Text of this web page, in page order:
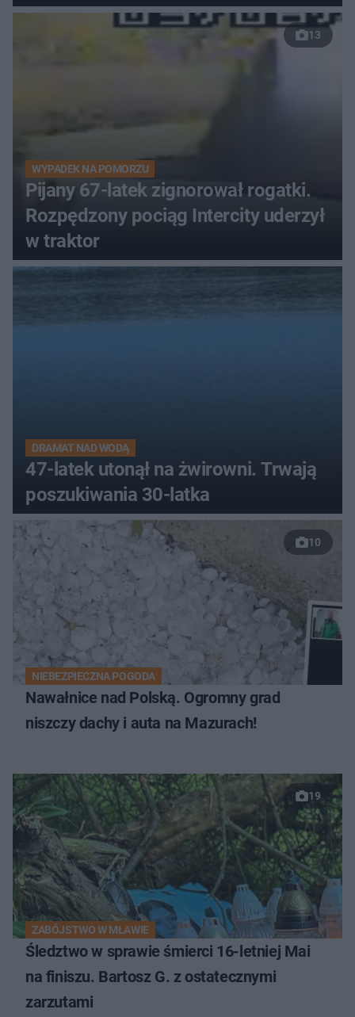
13
WYPADEK NA POMORZU
Pijany 67-latek zignorował rogatki.
Rozpędzony pociąg Intercity uderzył
w traktor
DRAMAT NAD WODĄ
47-latek utonął na żwirowni. Trwają
poszukiwania 30-latka
10
NIEBEZPIECZNA POGODA
Nawałnice nad Polską. Ogromny grad
niszczy dachy i auta na Mazurach!
19
ZABÓJSTWO W MŁAWIE
Śledztwo w sprawie śmierci 16-letniej Mai
na finiszu. Bartosz G. z ostatecznymi
zarzutami